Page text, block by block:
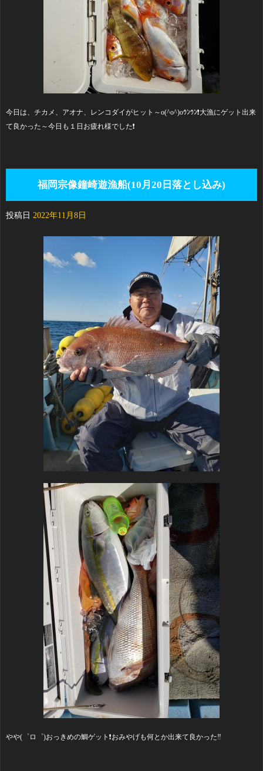
今日は、チカメ、アオナ、レンコダイがヒット～o(^o^)oｳﾝｳﾝ❗大漁にゲット出来
て良かった～今日も１日お疲れ様でした❗
福岡宗像鐘崎遊漁船(10月20日落とし込み)
投稿日 2022年11月8日
やや(゜ロ゜)おっきめの鯛ゲット❗おみやげも何とか出来て良かった‼️